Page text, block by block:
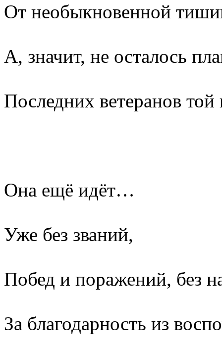
От необыкновенной
А, значит, не осталось
Последних ветеранов
Она ещё идёт…
Уже без званий,
Побед и поражений, без
За благодарность из